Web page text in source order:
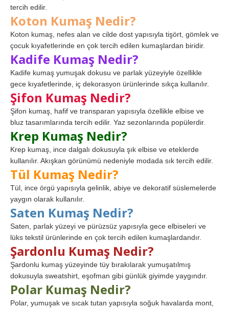
tercih edilir.
Koton Kumaş Nedir?
Koton kumaş, nefes alan ve cilde dost yapısıyla tişört, gömlek ve
çocuk kıyafetlerinde en çok tercih edilen kumaşlardan biridir.
Kadife Kumaş Nedir?
Kadife kumaş yumuşak dokusu ve parlak yüzeyiyle özellikle
gece kıyafetlerinde, iç dekorasyon ürünlerinde sıkça kullanılır.
Şifon Kumaş Nedir?
Şifon kumaş, hafif ve transparan yapısıyla özellikle elbise ve
bluz tasarımlarında tercih edilir. Yaz sezonlarında popülerdir.
Krep Kumaş Nedir?
Krep kumaş, ince dalgalı dokusuyla şık elbise ve eteklerde
kullanılır. Akışkan görünümü nedeniyle modada sık tercih edilir.
Tül Kumaş Nedir?
Tül, ince örgü yapısıyla gelinlik, abiye ve dekoratif süslemelerde
yaygın olarak kullanılır.
Saten Kumaş Nedir?
Saten, parlak yüzeyi ve pürüzsüz yapısıyla gece elbiseleri ve
lüks tekstil ürünlerinde en çok tercih edilen kumaşlardandır.
Şardonlu Kumaş Nedir?
Şardonlu kumaş yüzeyinde tüy bırakılarak yumuşatılmış
dokusuyla sweatshirt, eşofman gibi günlük giyimde yaygındır.
Polar Kumaş Nedir?
Polar, yumuşak ve sıcak tutan yapısıyla soğuk havalarda mont,